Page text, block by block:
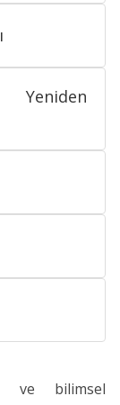
ve bilimsel